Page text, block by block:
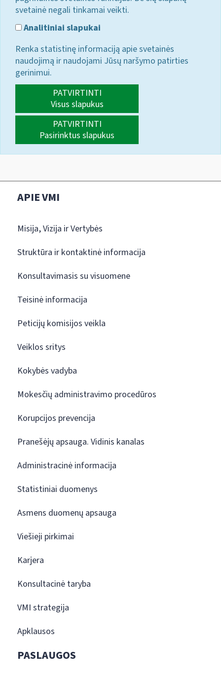
svetainė negali tinkamai veikti.
Analitiniai slapukai
Renka statistinę informaciją apie svetainės
naudojimą ir naudojami Jūsų naršymo patirties
gerinimui.
PATVIRTINTI
Visus slapukus
PATVIRTINTI
Pasirinktus slapukus
APIE VMI
Misija, Vizija ir Vertybės
Struktūra ir kontaktinė informacija
Konsultavimasis su visuomene
Teisinė informacija
Peticijų komisijos veikla
Veiklos sritys
Kokybės vadyba
Mokesčių administravimo procedūros
Korupcijos prevencija
Pranešėjų apsauga. Vidinis kanalas
Administracinė informacija
Statistiniai duomenys
Asmens duomenų apsauga
Viešieji pirkimai
Karjera
Konsultacinė taryba
VMI strategija
Apklausos
PASLAUGOS